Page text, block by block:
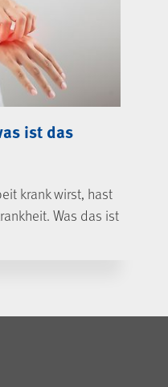
ist das
krank wirst, hast
Was das ist